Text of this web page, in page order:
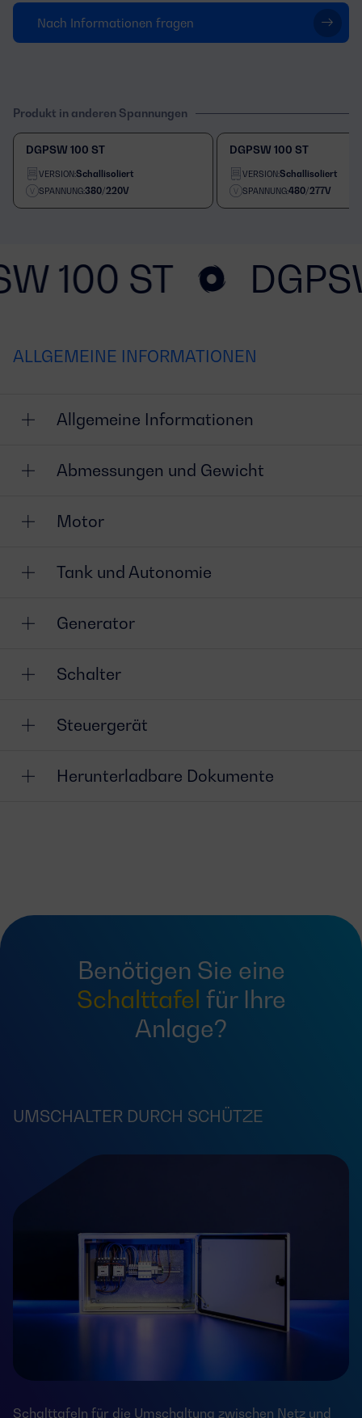
Nach Informationen fragen
Produkt in anderen Spannungen
DGPSW 100 ST
VERSION:Schallisoliert
SPANNUNG:380/220V
DGPSW 100 ST
VERSION:Schallisoliert
SPANNUNG:480/277V
100 ST
ALLGEMEINE INFORMATIONEN
Allgemeine Informationen
Abmessungen und Gewicht
Motor
Tank und Autonomie
Generator
Schalter
Steuergerät
Herunterladbare Dokumente
Benötigen Sie eine
Schalttafel für Ihre
Anlage?
UMSCHALTER DURCH SCHÜTZE
Schalttafeln für die Umschaltung zwischen Netz und